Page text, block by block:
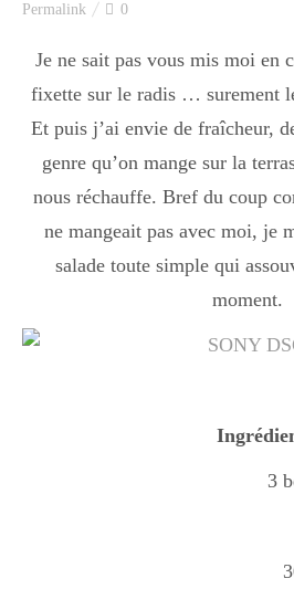
Permalink 0
Je ne sait pas vous mis moi en
fixette sur le radis … surement
Et puis j’ai envie de fraîcheur,
genre qu’on mange sur la
nous réchauffe. Bref du coup
ne mangeait pas avec moi, je
salade toute simple qui
moment.
3